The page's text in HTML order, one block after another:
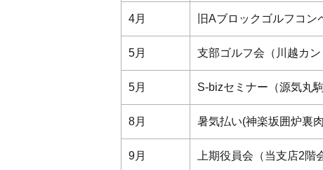
4月 旧Aブロックゴルフコン
5月 支部ゴルフ会（川越カン
5月 S-bizセミナー（源気丸駒
8月 暑気払い(神楽坂囲炉裏肉
9月 上期役員会（当支店2階